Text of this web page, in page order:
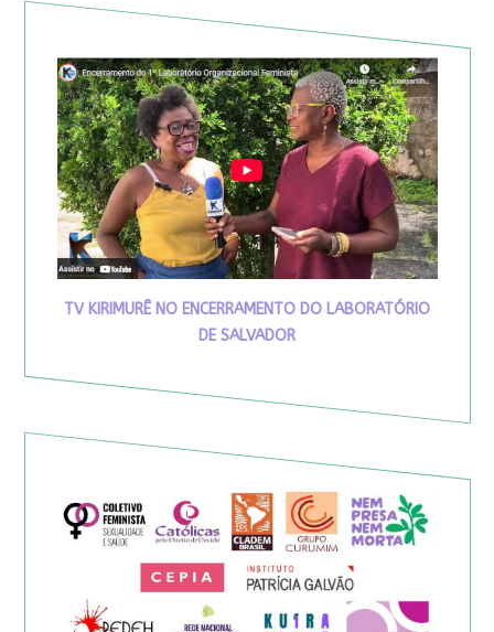
TV KIRIMURÊ NO ENCERRAMENTO DO LABORATÓRIO
DE SALVADOR